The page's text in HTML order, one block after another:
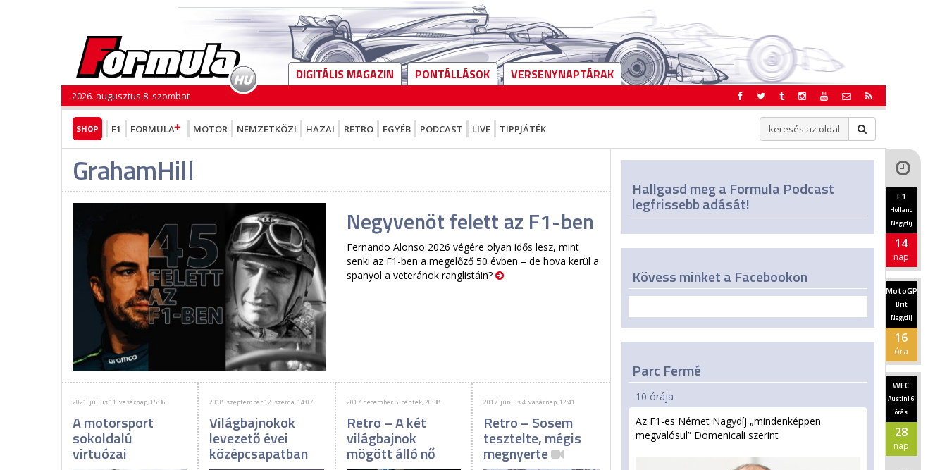
DIGITÁLIS MAGAZIN PONTÁLLÁSOK VERSENYNAPTÁRAK
2026. augusztus 8. szombat
SHOP F1 FORMULA MOTOR NEMZETKÖZI HAZAI RETRO EGYÉB PODCAST LIVE TIPPJÁTÉK
GrahamHill
Negyvenöt felett az F1-ben
Fernando Alonso 2026 végére olyan idős lesz, mint
senki az F1-ben a megelőző 50 évben – de hova kerül a
spanyol a veteránok ranglistáin?
2021. július 11. vasárnap, 15:36
A motorsport
sokoldalú
virtuózai
2018. szeptember 12. szerda, 14:07
Világbajnokok
levezető évei
középcsapatban
2017. december 8. péntek, 20:38
Retro – A két
világbajnok
mögött álló nő
2017. június 4. vasárnap, 12:41
Retro – Sosem
tesztelte, mégis
megnyerte
Hallgasd meg a Formula Podcast
legfrissebb adását! F1
Holland
Nagydíj
14
nap
MotoGP
Brit
Nagydíj
16
óra
WEC
Austini 6
órás
28
nap
Kövess minket a Facebookon
Parc Fermé
10 órája
Az F1-es Német Nagydíj „mindenképpen
megvalósul” Domenicali szerint